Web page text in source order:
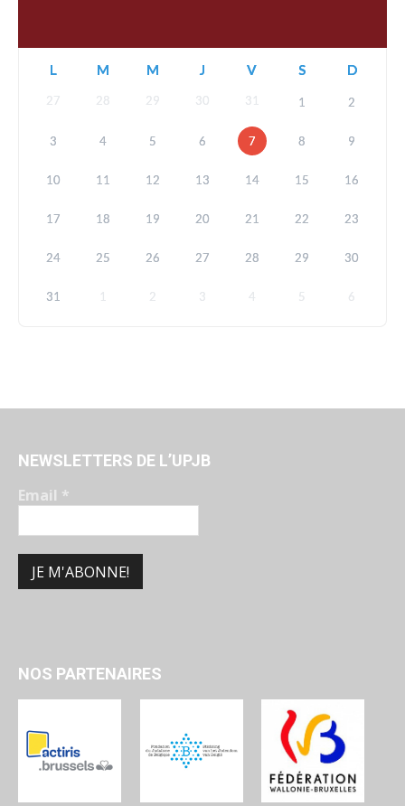
L M M J V S D
27 28 29 30 31 1 2
3 4 5 6 7 8 9
10 11 12 13 14 15 16
17 18 19 20 21 22 23
24 25 26 27 28 29 30
31 1 2 3 4 5 6
NEWSLETTERS DE L’UPJB
Email *
NOS PARTENAIRES